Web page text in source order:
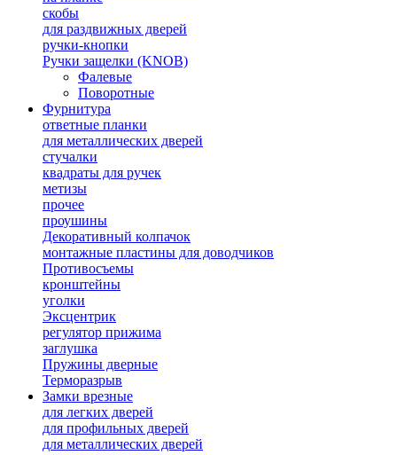
скобы
для раздвижных дверей
ручки-кнопки
Ручки защелки (KNOB)
Фалевые
Поворотные
Фурнитура
ответные планки
для металлических дверей
стучалки
квадраты для ручек
метизы
прочее
проушины
Декоративный колпачок
монтажные пластины для доводчиков
Противосъемы
кронштейны
уголки
Эксцентрик
регулятор прижима
заглушка
Пружины дверные
Терморазрыв
Замки врезные
для легких дверей
для профильных дверей
для металлических дверей